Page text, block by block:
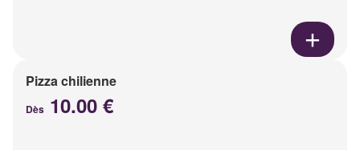
Pizza chilienne
Dès 10.00 €